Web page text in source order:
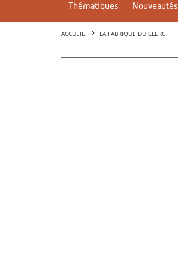
Thématiques Nouveautés
ACCUEIL LA FABRIQUE DU CLERC